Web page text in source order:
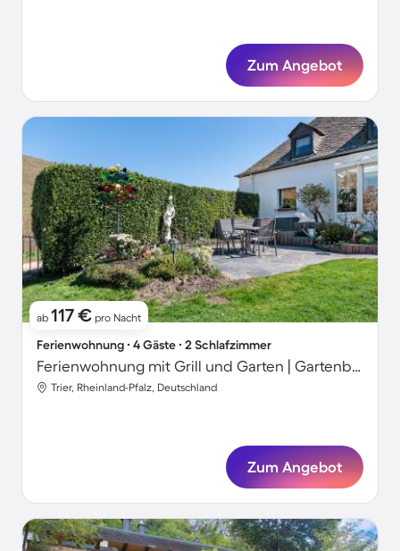
Zum Angebot
ab 117 € pro Nacht
Ferienwohnung ∙ 4 Gäste ∙ 2 Schlafzimmer
Ferienwohnung mit Grill und Garten | Gartenblick
Trier, Rheinland-Pfalz, Deutschland
Zum Angebot